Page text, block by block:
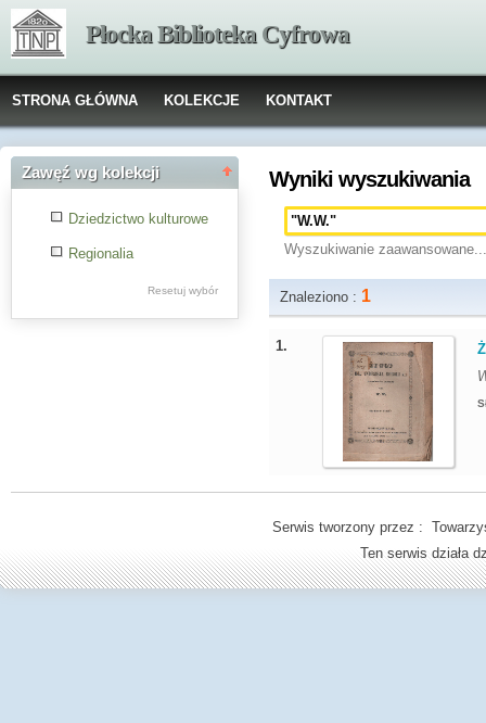
Płocka Biblioteka Cyfrowa
STRONA GŁÓWNA KOLEKCJE KONTAKT
Zawęź wg kolekcji
Dziedzictwo kulturowe
Regionalia
Resetuj wybór
Wyniki wyszukiwania
Wyszukiwanie zaawansowane...
Znaleziono : 1
1.
Serwis tworzony przez :
Ten serwis działa